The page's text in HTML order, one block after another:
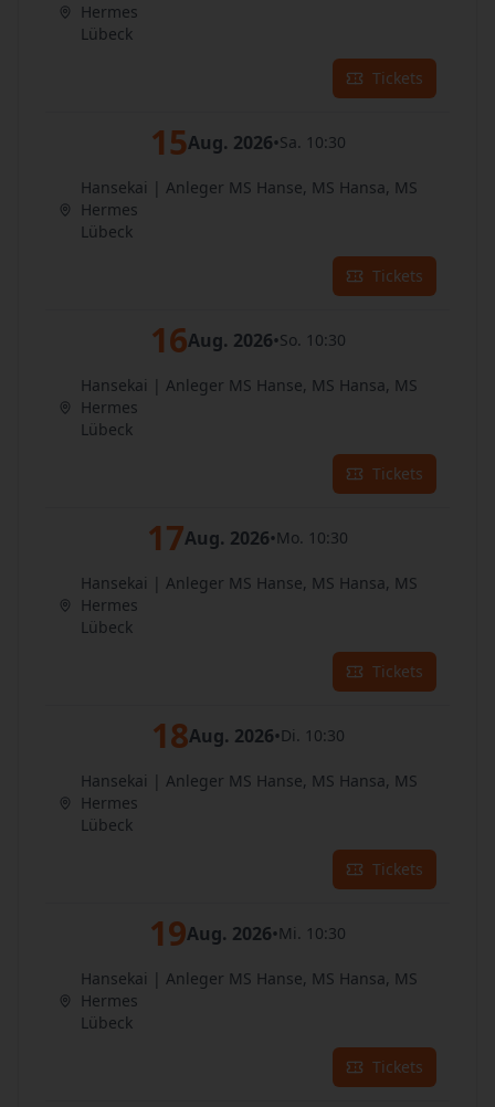
Hermes
Lübeck
Tickets
15Aug. 2026•Sa. 10:30
Hansekai | Anleger MS Hanse, MS Hansa, MS
Hermes
Lübeck
Tickets
16Aug. 2026•So. 10:30
Hansekai | Anleger MS Hanse, MS Hansa, MS
Hermes
Lübeck
Tickets
17Aug. 2026•Mo. 10:30
Hansekai | Anleger MS Hanse, MS Hansa, MS
Hermes
Lübeck
Tickets
18Aug. 2026•Di. 10:30
Hansekai | Anleger MS Hanse, MS Hansa, MS
Hermes
Lübeck
Tickets
19Aug. 2026•Mi. 10:30
Hansekai | Anleger MS Hanse, MS Hansa, MS
Hermes
Lübeck
Tickets